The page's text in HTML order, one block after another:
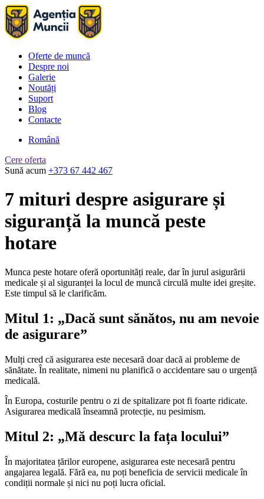
Oferte de muncă
Despre noi
Galerie
Noutăți
Suport
Blog
Contacte
Română
Cere oferta
Sună acum +373 67 442 467
7 mituri despre asigurare și
siguranță la muncă peste
hotare
Munca peste hotare oferă oportunități reale, dar în jurul asigurării
medicale și al siguranței la locul de muncă circulă multe idei greșite.
Este timpul să le clarificăm.
Mitul 1: „Dacă sunt sănătos, nu am nevoie
de asigurare”
Mulți cred că asigurarea este necesară doar dacă ai probleme de
sănătate. În realitate, nimeni nu planifică o accidentare sau o urgență
medicală.
În Europa, costurile pentru o zi de spitalizare pot fi foarte ridicate.
Asigurarea medicală înseamnă protecție, nu pesimism.
Mitul 2: „Mă descurc la fața locului”
În majoritatea țărilor europene, asigurarea este necesară pentru
angajarea legală. Fără ea, nu poți beneficia de servicii medicale în
condiții normale și nici nu poți lucra oficial.